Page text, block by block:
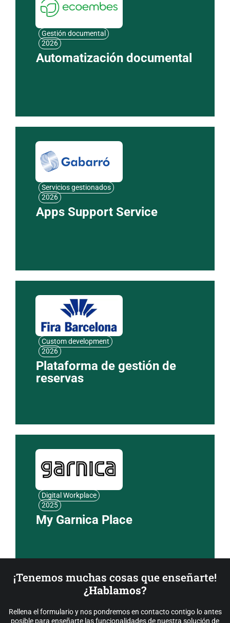
Gestión documental
2026
Automatización documental
Servicios gestionados
2026
Apps Support Service
Custom development
2026
Plataforma de gestión de
reservas
Digital Workplace
2025
My Garnica Place
Cargar más
¡Tenemos muchas cosas que enseñarte!
¿Hablamos?
Rellena el formulario y nos pondremos en contacto contigo lo antes
posible para enseñarte las funcionalidades de nuestra solución de